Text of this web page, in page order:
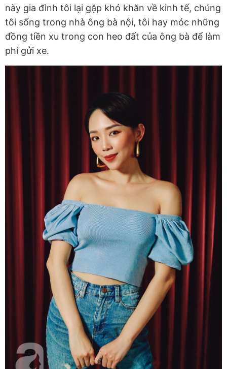
này gia đình tôi lại gặp khó khăn về kinh tế, chúng
tôi sống trong nhà ông bà nội, tôi hay móc những
đồng tiền xu trong con heo đất của ông bà để làm
phí gửi xe.